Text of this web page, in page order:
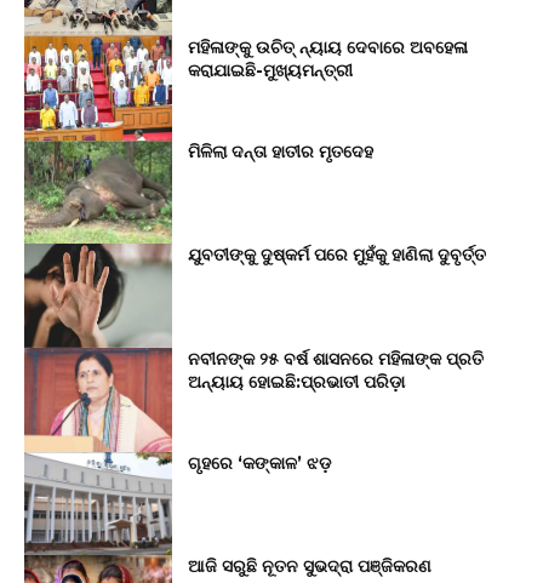
ମହିଳାଙ୍କୁ ଉଚିତ୍ ନ୍ୟାୟ ଦେବାରେ ଅବହେଳା
କରାଯାଇଛି-ମୁଖ୍ୟମନ୍ତ୍ରୀ
ମିଳିଲା ଦନ୍ତା ହାତୀର ମୃତଦେହ
ଯୁବତୀଙ୍କୁ ଦୁଷ୍କର୍ମ ପରେ ମୁହଁକୁ ହାଣିଲା ଦୁବୃର୍ତ୍ତ
ନବୀନଙ୍କ ୨୫ ବର୍ଷ ଶାସନରେ ମହିଳାଙ୍କ ପ୍ରତି
ଅନ୍ୟାୟ ହୋଇଛି:ପ୍ରଭାତୀ ପରିଡ଼ା
ଗୃହରେ ‘କଙ୍କାଳ’ ଝଡ଼
ଆଜି ସରୁଛି ନୂତନ ସୁଭଦ୍ରା ପଞ୍ଜିକରଣ